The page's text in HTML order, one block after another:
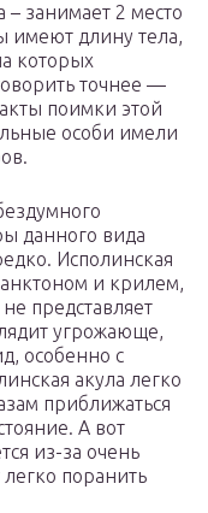
– занимает 2 место
имеют длину тела,
которых
точнее —
поимки этой
особи имели
данного вида
Исполинская
и крилем,
представляет
угрожающе,
особенно с
акула легко
приближаться
А вот
из-за очень
поранить